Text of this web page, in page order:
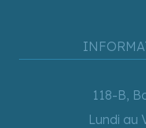
118-B,
Lundi au